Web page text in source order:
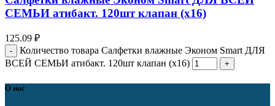
СЕМЬИ атибакт. 120шт клапан (х16)
125.09 ₽
Количество товара Салфетки влажные Эконом Smart ДЛЯ
ВСЕЙ СЕМЬИ атибакт. 120шт клапан (х16)
О нас